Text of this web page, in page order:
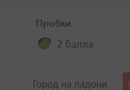
Пробки
2 балла
Город на ладони